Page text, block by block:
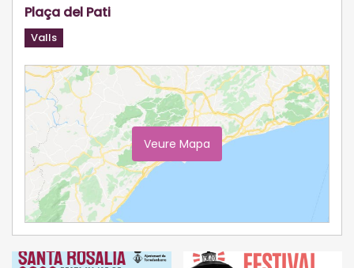
Plaça del Pati
Valls
Veure Mapa